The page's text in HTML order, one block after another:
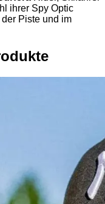
ihrer Spy Optic
Piste und im